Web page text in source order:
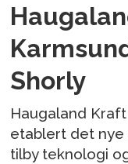
Shorly
Haugaland
etablert det nye
tilby teknologi